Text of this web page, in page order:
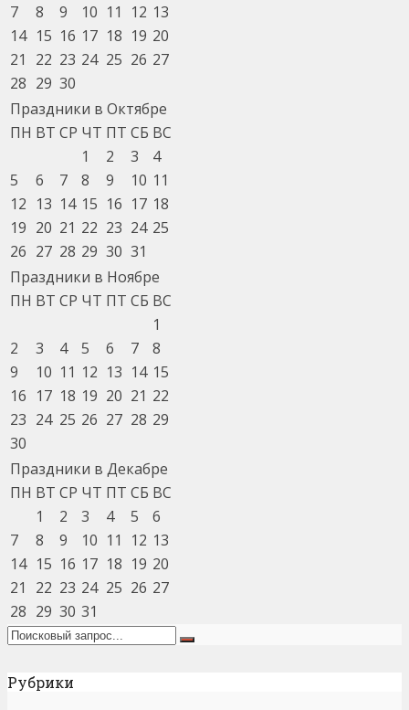
7
8 9 10 11 12 13
14 15 16 17 18 19 20
21
22 23 24 25 26 27
28 29 30
Праздники в Октябре
ПН ВТ СР ЧТ ПТ СБ ВС
1
2 3
4
5
6 7 8 9 10 11
12 13 14 15 16 17 18
19 20 21 22 23 24 25
26 27 28 29 30 31
Праздники в Ноябре
ПН ВТ СР ЧТ ПТ СБ ВС
1
2
3 4 5 6 7
8
9
10 11 12 13 14 15
16 17 18 19 20 21 22
23 24 25 26 27 28 29
30
Праздники в Декабре
ПН ВТ СР ЧТ ПТ СБ ВС
1
2 3 4 5
6
7
8 9 10 11 12 13
14 15 16 17 18 19 20
21
22 23 24 25 26 27
28 29 30 31
Рубрики